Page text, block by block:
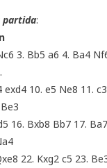
partida:
3. Bb5 a6 4. Ba4
exd4 10. e5 Ne8 11.
16. Bxb8 Bb7 17.
22. Kxg2 c5 23.